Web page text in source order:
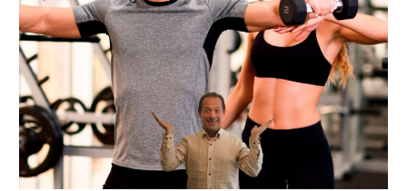
beneficio
que
puede
ayudarte
a
detectar
enfermedades
antes
de
que